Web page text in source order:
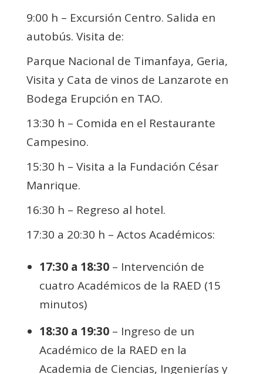
9:00 h – Excursión Centro. Salida en
autobús. Visita de:
Parque Nacional de Timanfaya, Geria,
Visita y Cata de vinos de Lanzarote en
Bodega Erupción en TAO.
13:30 h – Comida en el Restaurante
Campesino.
15:30 h – Visita a la Fundación César
Manrique.
16:30 h – Regreso al hotel.
17:30 a 20:30 h – Actos Académicos:
17:30 a 18:30– Intervención de
cuatro Académicos de la RAED (15
minutos)
18:30 a 19:30– Ingreso de un
Académico de la RAED en la
Academia de Ciencias, Ingenierías y